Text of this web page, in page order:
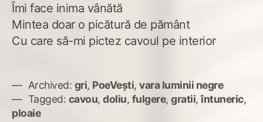
Îmi face inima vânătă
Mintea doar o picătură de pământ
Cu care să-mi pictez cavoul pe interior
Archived: gri, PoeVești, vara luminii negre
Tagged: cavou, doliu, fulgere, gratii,întuneric,
ploaie